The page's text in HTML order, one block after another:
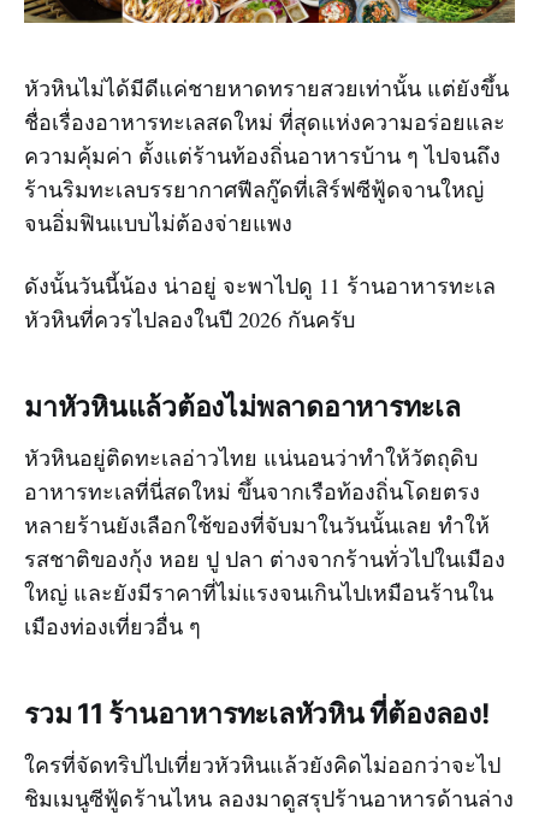
หัวหินไม่ได้มีดีแค่ชายหาดทรายสวยเท่านั้น แต่ยังขึ้น
ชื่อเรื่องอาหารทะเลสดใหม่ ที่สุดแห่งความอร่อยและ
ความคุ้มค่า ตั้งแต่ร้านท้องถิ่นอาหารบ้าน ๆ ไปจนถึง
ร้านริมทะเลบรรยากาศฟีลกู๊ดที่เสิร์ฟซีฟู้ดจานใหญ่
จนอิ่มฟินแบบไม่ต้องจ่ายแพง
ดังนั้นวันนี้น้อง น่าอยู่ จะพาไปดู 11 ร้านอาหารทะเล
หัวหินที่ควรไปลองในปี 2026 กันครับ
มาหัวหินแล้วต้องไม่พลาดอาหารทะเล
หัวหินอยู่ติดทะเลอ่าวไทย แน่นอนว่าทำให้วัตถุดิบ
อาหารทะเลที่นี่สดใหม่ ขึ้นจากเรือท้องถิ่นโดยตรง
หลายร้านยังเลือกใช้ของที่จับมาในวันนั้นเลย ทำให้
รสชาติของกุ้ง หอย ปู ปลา ต่างจากร้านทั่วไปในเมือง
ใหญ่ และยังมีราคาที่ไม่แรงจนเกินไปเหมือนร้านใน
เมืองท่องเที่ยวอื่น ๆ
รวม 11 ร้านอาหารทะเลหัวหิน ที่ต้องลอง!
ใครที่จัดทริปไปเที่ยวหัวหินแล้วยังคิดไม่ออกว่าจะไป
ชิมเมนูซีฟู้ดร้านไหน ลองมาดูสรุปร้านอาหารด้านล่าง